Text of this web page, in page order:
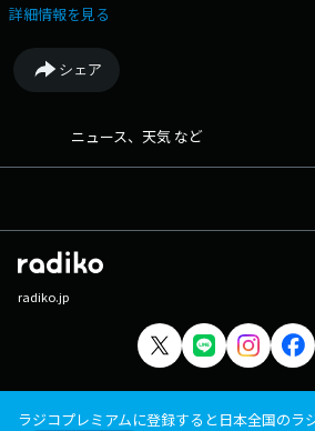
詳細情報を見る
シェア
ニュース、天気 など
radiko.jp
ラジコプレミアムに登録すると日本全国のラ